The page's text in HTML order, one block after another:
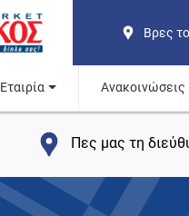
Βρες
Εταιρία Ανακοινώσεις
Πες μας τη